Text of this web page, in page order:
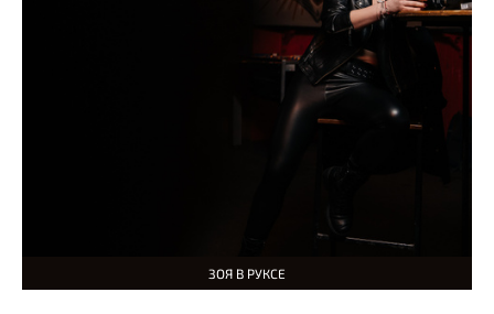
ЗОЯ В РУКСЕ